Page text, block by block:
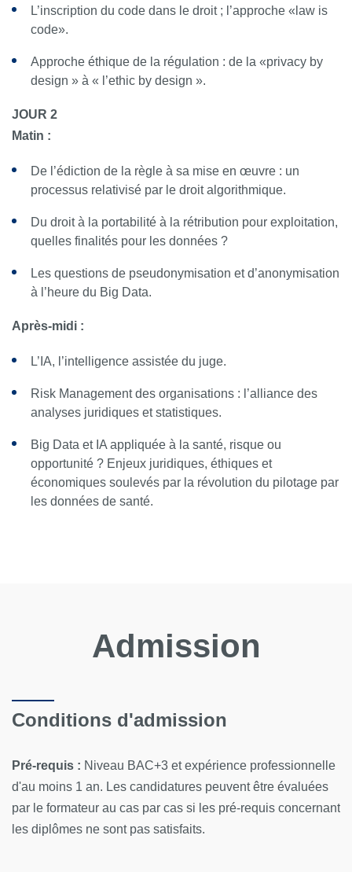
L’inscription du code dans le droit ; l’approche «law is
code».
Approche éthique de la régulation : de la «privacy by
design » à « l’ethic by design ».
JOUR 2
Matin :
De l’édiction de la règle à sa mise en œuvre : un
processus relativisé par le droit algorithmique.
Du droit à la portabilité à la rétribution pour exploitation,
quelles finalités pour les données ?
Les questions de pseudonymisation et d’anonymisation
à l’heure du Big Data.
Après-midi :
L’IA, l’intelligence assistée du juge.
Risk Management des organisations : l’alliance des
analyses juridiques et statistiques.
Big Data et IA appliquée à la santé, risque ou
opportunité ? Enjeux juridiques, éthiques et
économiques soulevés par la révolution du pilotage par
les données de santé.
Admission
Conditions d'admission
Pré-requis : Niveau BAC+3 et expérience professionnelle
d'au moins 1 an. Les candidatures peuvent être évaluées
par le formateur au cas par cas si les pré-requis concernant
les diplômes ne sont pas satisfaits.